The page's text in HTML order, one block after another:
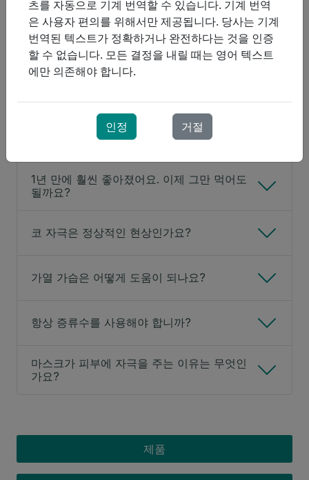
CPAP로 인해 복부 팽창이나 트림이 생길 수
있나요?
CPAP 사용 중에 생생한 꿈을 많이 꾸는 것은
왜 지금은 잠들기까지 더 오랜 시간이 걸리나
1년 만에 훨씬 좋아졌어요. 이제 그만 먹어도
될까요?
코 자극은 정상적인 현상인가요?
가열 가습은 어떻게 도움이 되나요?
항상 증류수를 사용해야 합니까?
마스크가 피부에 자극을 주는 이유는 무엇인
가요?
제품
츠를 자동으로 기계 번역할 수 있습니다. 기계 번역
은 사용자 편의를 위해서만 제공됩니다. 당사는 기계
번역된 텍스트가 정확하거나 완전하다는 것을 인증
할 수 없습니다. 모든 결정을 내릴 때는 영어 텍스트
에만 의존해야 합니다.
인정 거절